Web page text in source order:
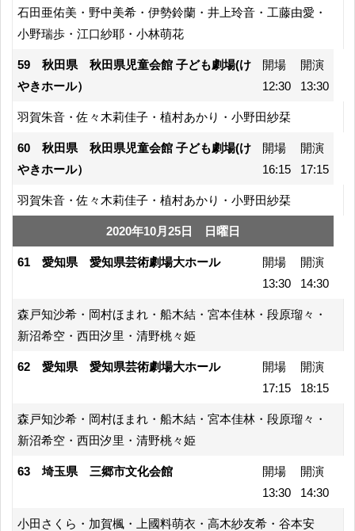
石田亜佑美・野中美希・伊勢鈴蘭・井上玲音・工藤由愛・
小野瑞歩・江口紗耶・小林萌花
59 秋田県 秋田県児童会館 子ども劇場(け
やきホール）
開場
12:30
開演
13:30
羽賀朱音・佐々木莉佳子・植村あかり・小野田紗栞
60 秋田県 秋田県児童会館 子ども劇場(け
やきホール）
開場
16:15
開演
17:15
羽賀朱音・佐々木莉佳子・植村あかり・小野田紗栞
2020年10月25日 日曜日
61 愛知県 愛知県芸術劇場大ホール
開場
13:30
開演
14:30
森戸知沙希・岡村ほまれ・船木結・宮本佳林・段原瑠々・
新沼希空・西田汐里・清野桃々姫
62 愛知県 愛知県芸術劇場大ホール
開場
17:15
開演
18:15
森戸知沙希・岡村ほまれ・船木結・宮本佳林・段原瑠々・
新沼希空・西田汐里・清野桃々姫
63 埼玉県 三郷市文化会館
開場
13:30
開演
14:30
小田さくら・加賀楓・上國料萌衣・高木紗友希・谷本安